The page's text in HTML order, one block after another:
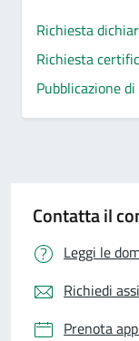
Richiesta
Richiesta
Pubblicazione
Contatta il
Leggi le
Richiedi
Prenota